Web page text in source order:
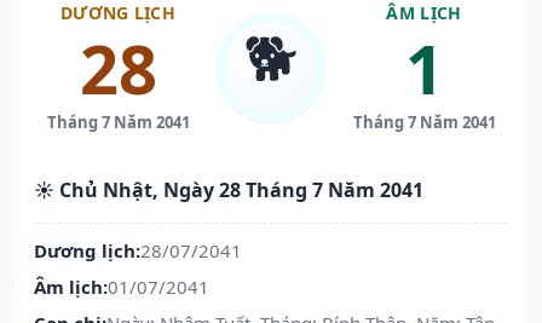
DƯƠNG LỊCH
28
Tháng 7 Năm 2041
🐕
ÂM LỊCH
1
Tháng 7 Năm 2041
☀️ Chủ Nhật, Ngày 28 Tháng 7 Năm 2041
Dương lịch:28/07/2041
Âm lịch:01/07/2041